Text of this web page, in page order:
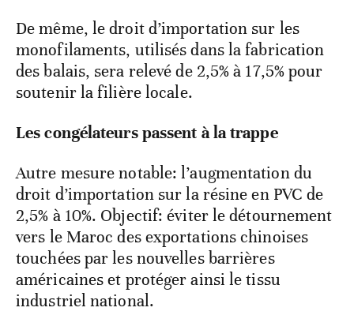
De même, le droit d’importation sur les
monofilaments, utilisés dans la fabrication
des balais, sera relevé de 2,5% à 17,5% pour
soutenir la filière locale.
Les congélateurs passent à la trappe
Autre mesure notable: l’augmentation du
droit d’importation sur la résine en PVC de
2,5% à 10%. Objectif: éviter le détournement
vers le Maroc des exportations chinoises
touchées par les nouvelles barrières
américaines et protéger ainsi le tissu
industriel national.